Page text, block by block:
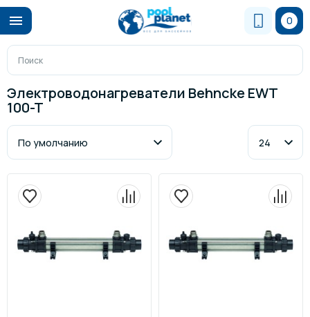
0
Электроводонагреватели Behncke EWT
100-T